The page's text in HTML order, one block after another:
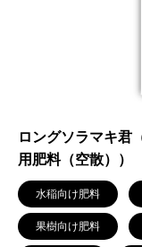
ロングソラマキ
用肥料（空散））
水稲向け肥料
果樹向け肥料